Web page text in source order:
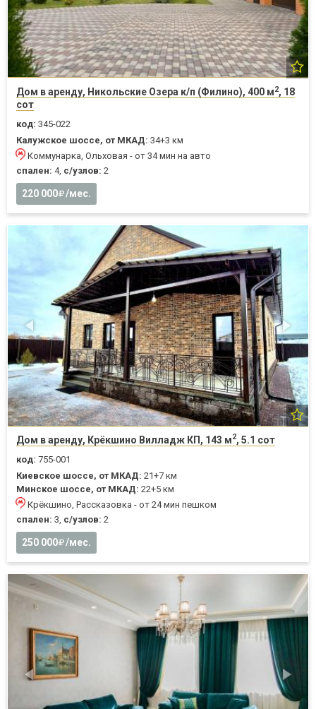
Дом в аренду, Никольские Озера к/п (Филино), 400 м2, 18
сот
код: 345-022
Калужское шоссе, от МКАД: 34+3 км
Коммунарка, Ольховая - от 34 мин на авто
спален: 4, с/узлов: 2
220 000 /мес.
Дом в аренду, Крёкшино Вилладж КП, 143 м2, 5.1 сот
код: 755-001
Киевское шоссе, от МКАД: 21+7 км
Минское шоссе, от МКАД: 22+5 км
Крёкшино, Рассказовка - от 24 мин пешком
спален: 3, с/узлов: 2
250 000 /мес.